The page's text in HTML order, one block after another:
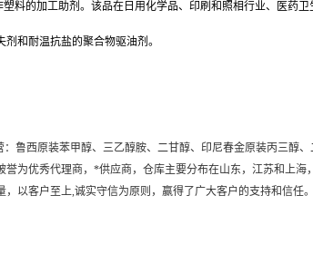
料的加工助剂。该品在日用化学品、印刷和照相行业、医药卫
和耐温抗盐的聚合物驱油剂。
鲁西原装苯甲醇、三乙醇胺、二甘醇、印尼春金原装丙三醇
誉为优秀代理商，*供应商，仓库主要分布在山东，江苏和上海，
以客户至上,诚实守信为原则，赢得了广大客户的支持和信任